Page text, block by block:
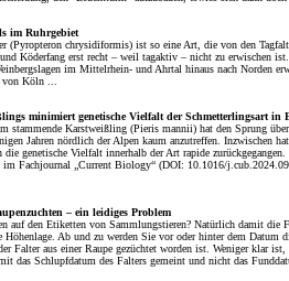
im Ruhrgebiet
(Pyropteron chrysidiformis) ist so eine Art, die von den
Köderfang erst recht – weil tagaktiv – nicht zu erwischen
im Mittelrhein- und Ahrtal hinaus nach Norden
Köln ...
minimiert genetische Vielfalt der Schmetterlingsart in
stammende Karstweißling (Pieris mannii) hat den Sprung
Jahren nördlich der Alpen kaum anzutreffen. Inzwischen
genetische Vielfalt innerhalb der Art rapide zurückgegangen.
Fachjournal „Current Biology“ (DOI: 10.1016/
– ein leidiges Problem
auf den Etiketten von Sammlungstieren? Natürlich damit die
Ab und zu werden Sie vor oder hinter dem Datum
Falter aus einer Raupe gezüchtet worden ist. Weniger klar
das Schlupfdatum des Falters gemeint und nicht das